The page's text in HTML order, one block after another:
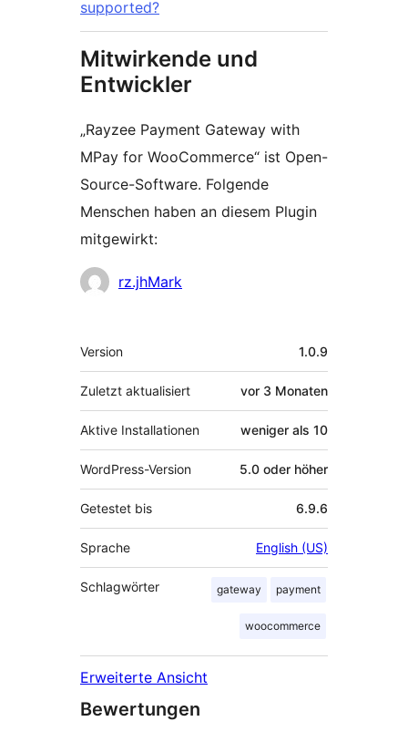
supported?
Mitwirkende und
Entwickler
„Rayzee Payment Gateway with
MPay for WooCommerce“ ist Open-
Source-Software. Folgende
Menschen haben an diesem Plugin
mitgewirkt:
Mitwirkende
rz.jhMark
Meta
Version 1.0.9
Zuletzt aktualisiert vor 3 Monaten
Aktive Installationen weniger als 10
WordPress-Version 5.0 oder höher
Getestet bis 6.9.6
Sprache English (US)
Schlagwörter gateway payment
woocommerce
Erweiterte Ansicht
Bewertungen